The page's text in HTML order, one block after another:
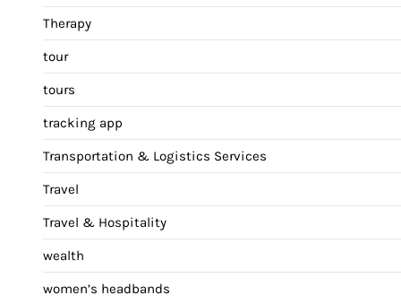
Therapy
tour
tours
tracking app
Transportation & Logistics Services
Travel
Travel & Hospitality
wealth
women’s headbands